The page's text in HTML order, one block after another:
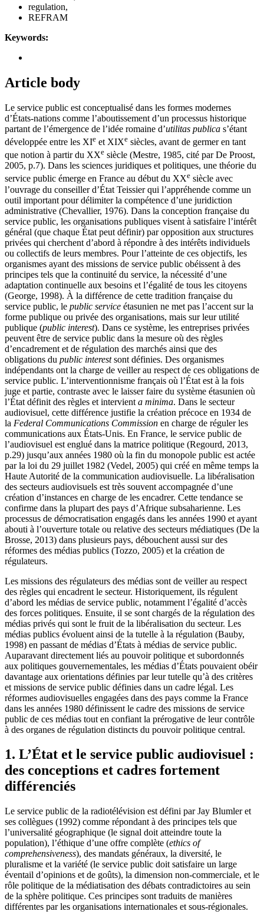
regulation,
REFRAM
Keywords:
Article body
Le service public est conceptualisé dans les formes modernes
d’États-nations comme l’aboutissement d’un processus historique
partant de l’émergence de l’idée romaine d’utilitas publica s’étant
développée entre les XIe et XIXe siècles, avant de germer en tant
que notion à partir du XXe siècle (Mestre, 1985, cité par De Proost,
2005, p.7). Dans les sciences juridiques et politiques, une théorie du
service public émerge en France au début du XXe siècle avec
l’ouvrage du conseiller d’État Teissier qui l’appréhende comme un
outil important pour délimiter la compétence d’une juridiction
administrative (Chevallier, 1976). Dans la conception française du
service public, les organisations publiques visent à satisfaire l’intérêt
général (que chaque État peut définir) par opposition aux structures
privées qui cherchent d’abord à répondre à des intérêts individuels
ou collectifs de leurs membres. Pour l’atteinte de ces objectifs, les
organismes ayant des missions de service public obéissent à des
principes tels que la continuité du service, la nécessité d’une
adaptation continuelle aux besoins et l’égalité de tous les citoyens
(George, 1998). À la différence de cette tradition française du
service public, le public service étasunien ne met pas l’accent sur la
forme publique ou privée des organisations, mais sur leur utilité
publique (public interest). Dans ce système, les entreprises privées
peuvent être de service public dans la mesure où des règles
d’encadrement et de régulation des marchés ainsi que des
obligations du public interestsont définies. Des organismes
indépendants ont la charge de veiller au respect de ces obligations de
service public. L’interventionnisme français où l’État est à la fois
juge et partie, contraste avec le laisser faire du système étasunien où
l’État définit des règles et intervient a minima. Dans le secteur
audiovisuel, cette différence justifie la création précoce en 1934 de
la Federal Communications Commission en charge de réguler les
communications aux États-Unis. En France, le service public de
l’audiovisuel est englué dans la matrice politique (Regourd, 2013,
p.29) jusqu’aux années 1980 où la fin du monopole public est actée
par la loi du 29 juillet 1982 (Vedel, 2005) qui créé en même temps la
Haute Autorité de la communication audiovisuelle. La libéralisation
des secteurs audiovisuels est très souvent accompagnée d’une
création d’instances en charge de les encadrer. Cette tendance se
confirme dans la plupart des pays d’Afrique subsaharienne. Les
processus de démocratisation engagés dans les années 1990 et ayant
abouti à l’ouverture totale ou relative des secteurs médiatiques (De la
Brosse, 2013) dans plusieurs pays, débouchent aussi sur des
réformes des médias publics (Tozzo, 2005) et la création de
régulateurs.
Les missions des régulateurs des médias sont de veiller au respect
des règles qui encadrent le secteur. Historiquement, ils régulent
d’abord les médias de service public, notamment l’égalité d’accès
des forces politiques. Ensuite, il se sont chargés de la régulation des
médias privés qui sont le fruit de la libéralisation du secteur. Les
médias publics évoluent ainsi de la tutelle à la régulation (Bauby,
1998) en passant de médias d’États à médias de service public.
Auparavant directement liés au pouvoir politique et subordonnés
aux politiques gouvernementales, les médias d’États pouvaient obéir
davantage aux orientations définies par leur tutelle qu’à des critères
et missions de service public définies dans un cadre légal. Les
réformes audiovisuelles engagées dans des pays comme la France
dans les années 1980 définissent le cadre des missions de service
public de ces médias tout en confiant la prérogative de leur contrôle
à des organes de régulation distincts du pouvoir politique central.
1. L’État et le service public audiovisuel :
des conceptions et cadres fortement
différenciés
Le service public de la radiotélévision est défini par Jay Blumler et
ses collègues (1992) comme répondant à des principes tels que
l’universalité géographique (le signal doit atteindre toute la
population), l’éthique d’une offre complète (ethics of
comprehensiveness), des mandats généraux, la diversité, le
pluralisme et la variété (le service public doit satisfaire un large
éventail d’opinions et de goûts), la dimension non-commerciale, et le
rôle politique de la médiatisation des débats contradictoires au sein
de la sphère politique. Ces principes sont traduits de manières
différentes par les organisations internationales et sous-régionales.